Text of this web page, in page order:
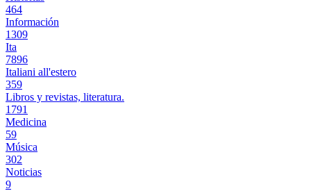
464
Información
1309
Ita
7896
Italiani all'estero
359
Libros y revistas, literatura.
1791
Medicina
59
Música
302
Noticias
9